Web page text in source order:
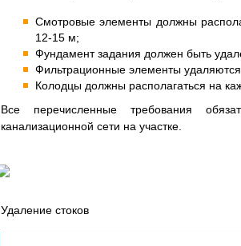
Смотровые элементы должны
12-15 м;
Фундамент задания должен быть
Фильтрационные элементы
Колодцы должны располагаться на
Все перечисленные требования
канализационной сети на участке.
Удаление стоков